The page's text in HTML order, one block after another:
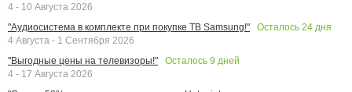
4 - 10 Августа 2026
"Аудиосистема в комплекте при покупке ТВ Samsung!"
Осталось 24 дня
4 Августа - 1 Сентября 2026
"Выгодные цены на телевизоры!"
Осталось 9 дней
4 - 17 Августа 2026